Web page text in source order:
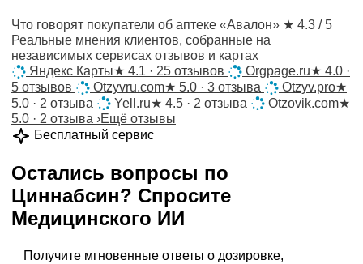
Что говорят покупатели об аптеке «Авалон» ★ 4.3 / 5
Реальные мнения клиентов, собранные на
независимых сервисах отзывов и картах
Яндекс Карты★ 4.1 · 25 отзывов Orgpage.ru★ 4.0 ·
5 отзывов
Otzyvru.com★ 5.0 · 3 отзыва Otzyv.pro★
5.0 · 2 отзыва
Yell.ru★ 4.5 · 2 отзыва Otzovik.com★
5.0 · 2 отзыва ›Ещё отзывы
Бесплатный сервис
Остались вопросы по
Циннабсин? Спросите
Медицинского ИИ
Получите мгновенные ответы о дозировке,